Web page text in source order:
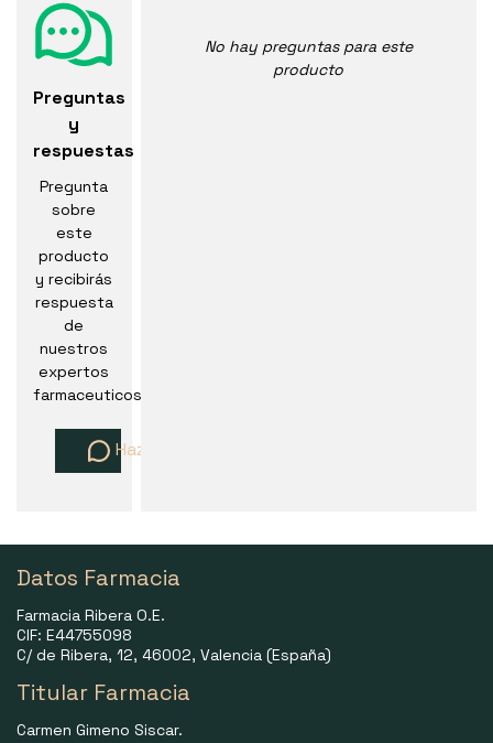
Preguntas
y
respuestas
Pregunta
sobre
este
producto
y recibirás
respuesta
de
nuestros
expertos
farmaceuticos
Haz una pregunta
No hay preguntas para este
producto
Datos Farmacia
Farmacia Ribera O.E.
CIF: E44755098
C/ de Ribera, 12, 46002, Valencia (España)
Titular Farmacia
Carmen Gimeno Siscar.